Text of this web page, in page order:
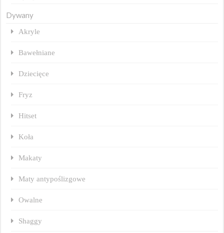
Dywany
Akryle
Bawełniane
Dziecięce
Fryz
Hitset
Koła
Makaty
Maty antypoślizgowe
Owalne
Shaggy